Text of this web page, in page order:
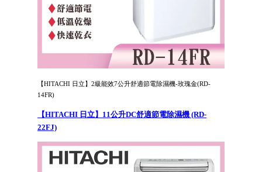
【HITACHI 日立】2級能效7公升舒適節電除濕機-玫瑰金(RD-
14FR)
【HITACHI 日立】11公升DC舒適節電除濕機 (RD-
22FJ)